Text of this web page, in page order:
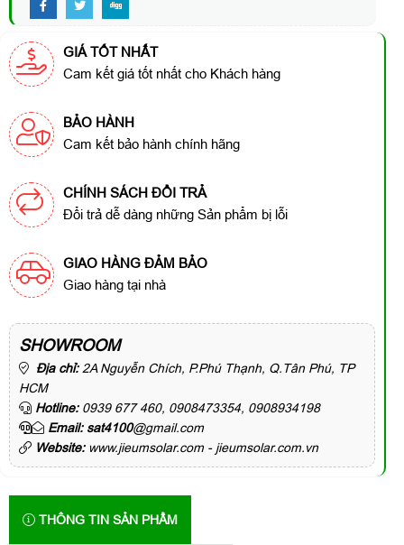
GIÁ TỐT NHẤT
Cam kết giá tốt nhất cho Khách hàng
BẢO HÀNH
Cam kết bảo hành chính hãng
CHÍNH SÁCH ĐỔI TRẢ
Đổi trả dễ dàng những Sản phẩm bị lỗi
GIAO HÀNG ĐẢM BẢO
Giao hàng tại nhà
SHOWROOM
Địa chỉ: 2A Nguyễn Chích, P.Phú Thạnh, Q.Tân Phú, TP
HCM
Hotline: 0939 677 460, 0908473354, 0908934198
Email: sat4100@gmail.com
Website:www.jieumsolar.com - jieumsolar.com.vn
THÔNG TIN SẢN PHẨM